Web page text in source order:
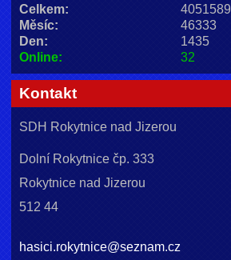
Online: 32
Celkem:
4051589
Měsíc:
46333
Den:
1435
Kontakt
SDH Rokytnice nad Jizerou
Dolní Rokytnice čp. 333
Rokytnice nad Jizerou
512 44
hasici.rokytnice@seznam.cz